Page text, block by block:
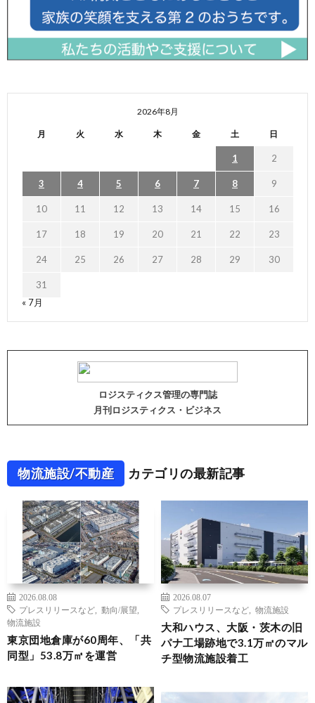
2026年8月
月 火 水 木 金 土 日
1 2
3 4 5 6 7 8 9
10 11 12 13 14 15 16
17 18 19 20 21 22 23
24 25 26 27 28 29 30
31
« 7月
ロジスティクス管理の専門誌
月刊ロジスティクス・ビジネス
物流施設/不動産 カテゴリの最新記事
2026.08.08
プレスリリースなど
動向/展望
物流施設
東京団地倉庫が60周年、「共
同型」53.8万㎡を運営
2026.08.07
プレスリリースなど
物流施設
大和ハウス、大阪・茨木の旧
パナ工場跡地で3.1万㎡のマル
チ型物流施設着工